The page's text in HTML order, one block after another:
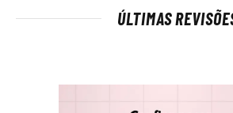
ÚLTIMAS